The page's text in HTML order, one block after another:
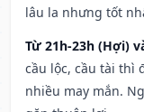
lâu la nhưng tốt
Từ 21h-23h (Hợi)
cầu lộc, cầu tài thì
nhiều may mắn.